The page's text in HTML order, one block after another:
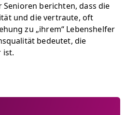
berichten, dass die
und die vertraute, oft
zu „ihrem“ Lebenshelfer
bedeutet, die
ist.